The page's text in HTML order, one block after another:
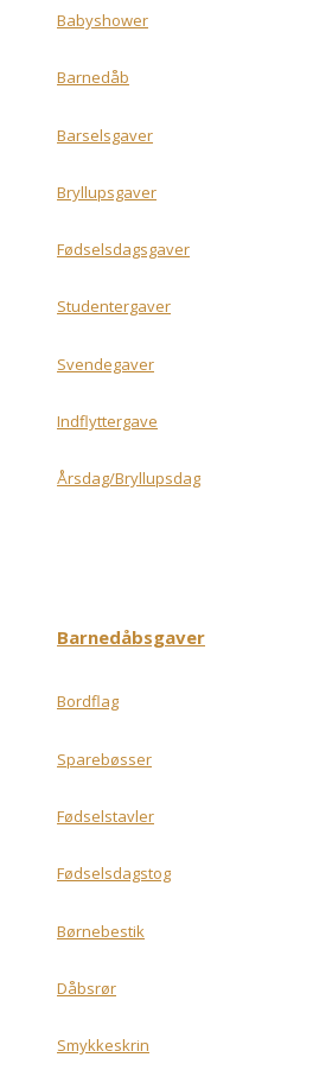
Babyshower
Barnedåb
Barselsgaver
Bryllupsgaver
Fødselsdagsgaver
Studentergaver
Svendegaver
Indflyttergave
Årsdag/Bryllupsdag
Barnedåbsgaver
Bordflag
Sparebøsser
Fødselstavler
Fødselsdagstog
Børnebestik
Dåbsrør
Smykkeskrin